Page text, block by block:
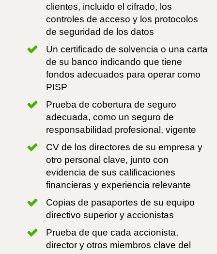
clientes, incluido el cifrado, los
controles de acceso y los protocolos
de seguridad de los datos
Un certificado de solvencia o una carta
de su banco indicando que tiene
fondos adecuados para operar como
PISP
Prueba de cobertura de seguro
adecuada, como un seguro de
responsabilidad profesional, vigente
CV de los directores de su empresa y
otro personal clave, junto con
evidencia de sus calificaciones
financieras y experiencia relevante
Copias de pasaportes de su equipo
directivo superior y accionistas
Prueba de que cada accionista,
director y otros miembros clave del